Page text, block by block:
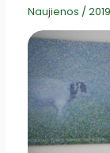
Naujienos /